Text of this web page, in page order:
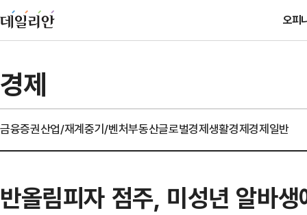
오피
경제
금융증권산업/재계중기/벤처부동산글로벌경제생활경제경제일반
반올림피자 점주, 미성년 알바